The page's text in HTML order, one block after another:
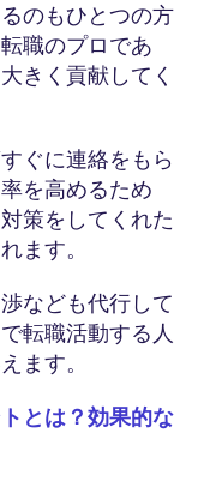
のもひとつの方
職のプロであ
きく貢献してく
ぐに連絡をもら
を高めるため
策をしてくれた
ます。
なども代行して
転職活動する人
ます。
とは？効果的な